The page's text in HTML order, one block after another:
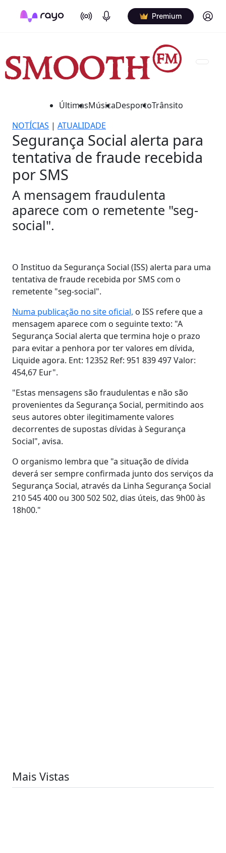
On Air Podcasts Premium Log in
ÚltimasMúsicaDesportoTrânsito
NOTÍCIAS | ATUALIDADE
Segurança Social alerta para
tentativa de fraude recebida
por SMS
A mensagem fraudulenta
aparece com o remetente "seg-
social".
O Instituo da Segurança Social (ISS) alerta para uma
tentativa de fraude recebida por SMS com o
remetente "seg-social".
Numa publicação no site oficial, o ISS refere que a
mensagem aparece com o seguinte texto: "A
Segurança Social alerta que termina hoje o prazo
para evitar a penhora por ter valores em dívida,
Liquide agora. Ent: 12352 Ref: 951 839 497 Valor:
454,67 Eur".
"Estas mensagens são fraudulentas e não são
provenientes da Segurança Social, permitindo aos
seus autores obter ilegitimamente valores
decorrentes de supostas dívidas à Segurança
Social", avisa.
O organismo lembra que "a situação de dívida
deverá ser sempre confirmada junto dos serviços da
Segurança Social, através da Linha Segurança Social
210 545 400 ou 300 502 502, dias úteis, das 9h00 às
18h00."
Mais Vistas